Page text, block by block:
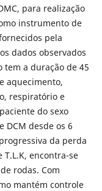
para realização
instrumento de
pela
dados observados
tem a duração de 45
aquecimento,
respiratório e
do sexo
DCM desde os 6
da perda
encontra-se
rodas. Com
mantém controle